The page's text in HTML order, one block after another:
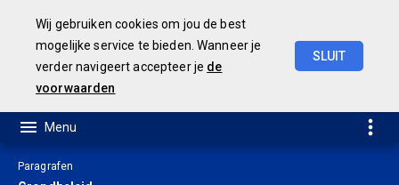
Paragrafen
Wij gebruiken cookies om jou de best
mogelijke service te bieden. Wanneer je
verder navigeert accepteer je de
voorwaarden
SLUIT